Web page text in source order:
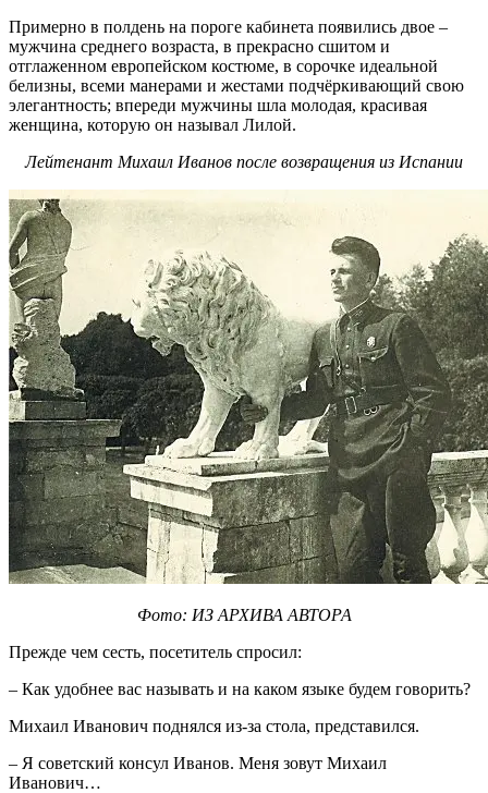
Примерно в полдень на пороге кабинета появились двое –
мужчина среднего возраста, в прекрасно сшитом и
отглаженном европейском костюме, в сорочке идеальной
белизны, всеми манерами и жестами подчёркивающий свою
элегантность; впереди мужчины шла молодая, красивая
женщина, которую он называл Лилой.
Лейтенант Михаил Иванов после возвращения из Испании
Фото: ИЗ АРХИВА АВТОРА
Прежде чем сесть, посетитель спросил:
– Как удобнее вас называть и на каком языке будем говорить?
Михаил Иванович поднялся из-за стола, представился.
– Я советский консул Иванов. Меня зовут Михаил
Иванович…